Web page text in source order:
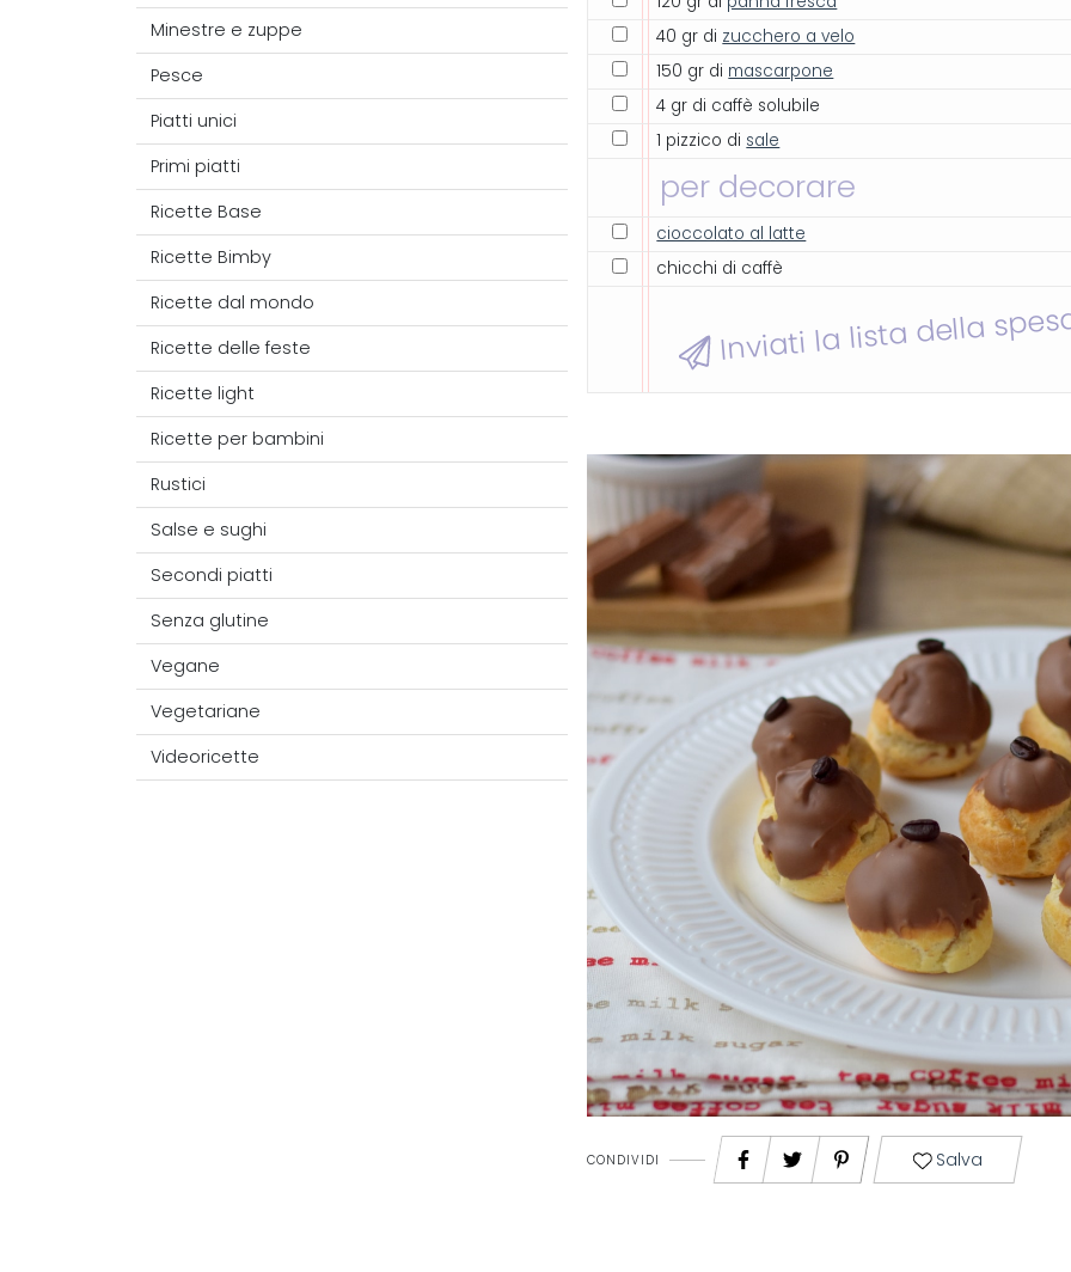
Minestre e zuppe
Pesce
Piatti unici
Primi piatti
Ricette Base
Ricette Bimby
Ricette dal mondo
Ricette delle feste
Ricette light
Ricette per bambini
Rustici
Salse e sughi
Secondi piatti
Senza glutine
Vegane
Vegetariane
Videoricette
40 gr di zucchero a velo
150 gr di mascarpone
4 gr di caffè solubile
1 pizzico di sale
per decorare
cioccolato al latte
chicchi di caffè
Inviati la lista della
CONDIVIDI Salva